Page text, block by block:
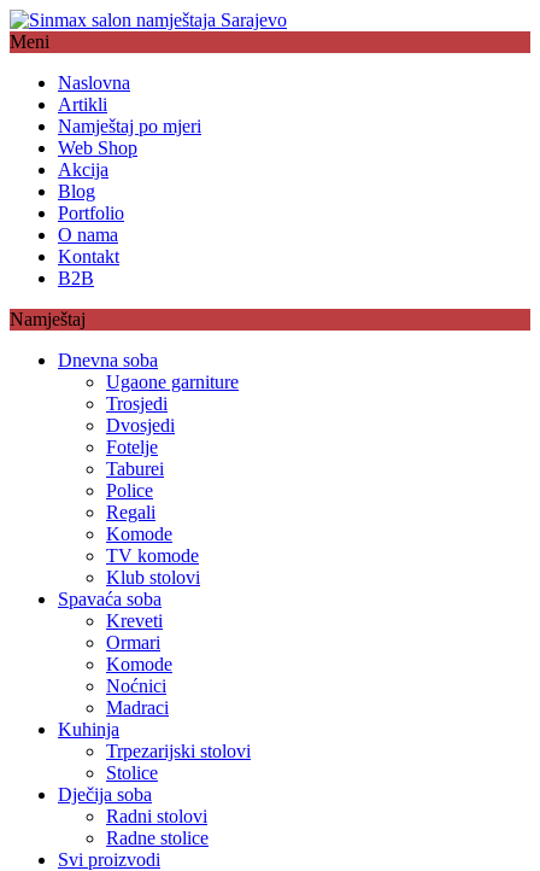
Meni
Naslovna
Artikli
Namještaj po mjeri
Web Shop
Akcija
Blog
Portfolio
O nama
Kontakt
B2B
Namještaj
Dnevna soba
Ugaone garniture
Trosjedi
Dvosjedi
Fotelje
Taburei
Police
Regali
Komode
TV komode
Klub stolovi
Spavaća soba
Kreveti
Ormari
Komode
Noćnici
Madraci
Kuhinja
Trpezarijski stolovi
Stolice
Dječija soba
Radni stolovi
Radne stolice
Svi proizvodi